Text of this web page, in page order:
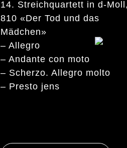
14. Streichquartett in d-
810 «Der Tod und das
Mädchen»
– Allegro
– Andante con moto
– Scherzo. Allegro molto
– Presto jens